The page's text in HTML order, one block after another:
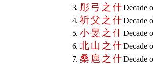
3. 彤弓 之 什Decade
4. 祈父 之 什Decade
5. 小旻 之 什Decade
6. 北山 之 什Decade
7. 桑 扈 之 什Decade